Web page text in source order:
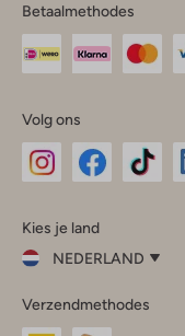
Betaalmethodes
Volg ons
InstagramFacebook
Kies je land
NEDERLAND
je
land
Verzendmethodes